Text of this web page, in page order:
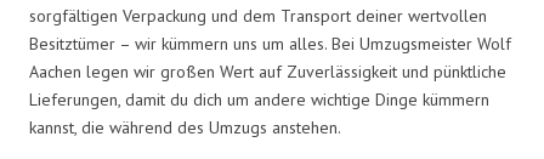
sorgfältigen Verpackung und dem Transport deiner wertvollen
Besitztümer – wir kümmern uns um alles. Bei Umzugsmeister Wolf
Aachen legen wir großen Wert auf Zuverlässigkeit und pünktliche
Lieferungen, damit du dich um andere wichtige Dinge kümmern
kannst, die während des Umzugs anstehen.